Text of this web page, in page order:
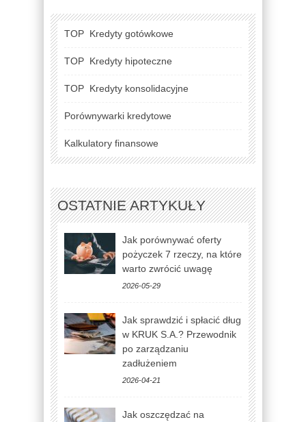
TOP Kredyty gotówkowe
TOP Kredyty hipoteczne
TOP Kredyty konsolidacyjne
Porównywarki kredytowe
Kalkulatory finansowe
OSTATNIE ARTYKUŁY
Jak porównywać oferty
pożyczek 7 rzeczy, na które
warto zwrócić uwagę
2026-05-29
Jak sprawdzić i spłacić dług
w KRUK S.A.? Przewodnik
po zarządzaniu
zadłużeniem
2026-04-21
Jak oszczędzać na